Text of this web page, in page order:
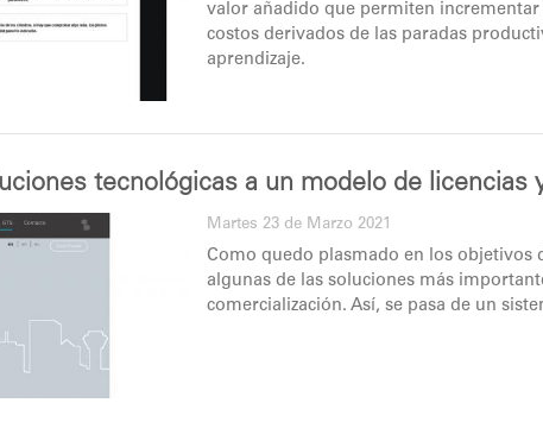
valor añadido que permiten
costos derivados de las paradas
aprendizaje.
tecnológicas a un modelo de licencias
Martes 23 de Marzo 2021
Como quedo plasmado en los objetivos
algunas de las soluciones más
comercialización. Así, se pasa de un